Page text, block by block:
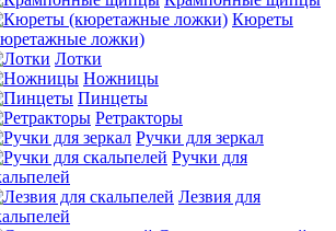
Кюреты
ложки)
Лотки
Ножницы
Пинцеты
Ретракторы
Ручки для зеркал
Ручки для
Лезвия для